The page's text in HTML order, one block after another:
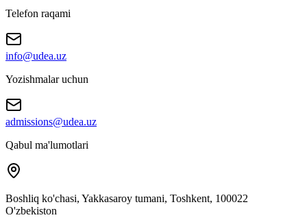
Telefon raqami
info@udea.uz
Yozishmalar uchun
admissions@udea.uz
Qabul ma'lumotlari
Boshliq ko'chasi, Yakkasaroy tumani, Toshkent, 100022
O'zbekiston